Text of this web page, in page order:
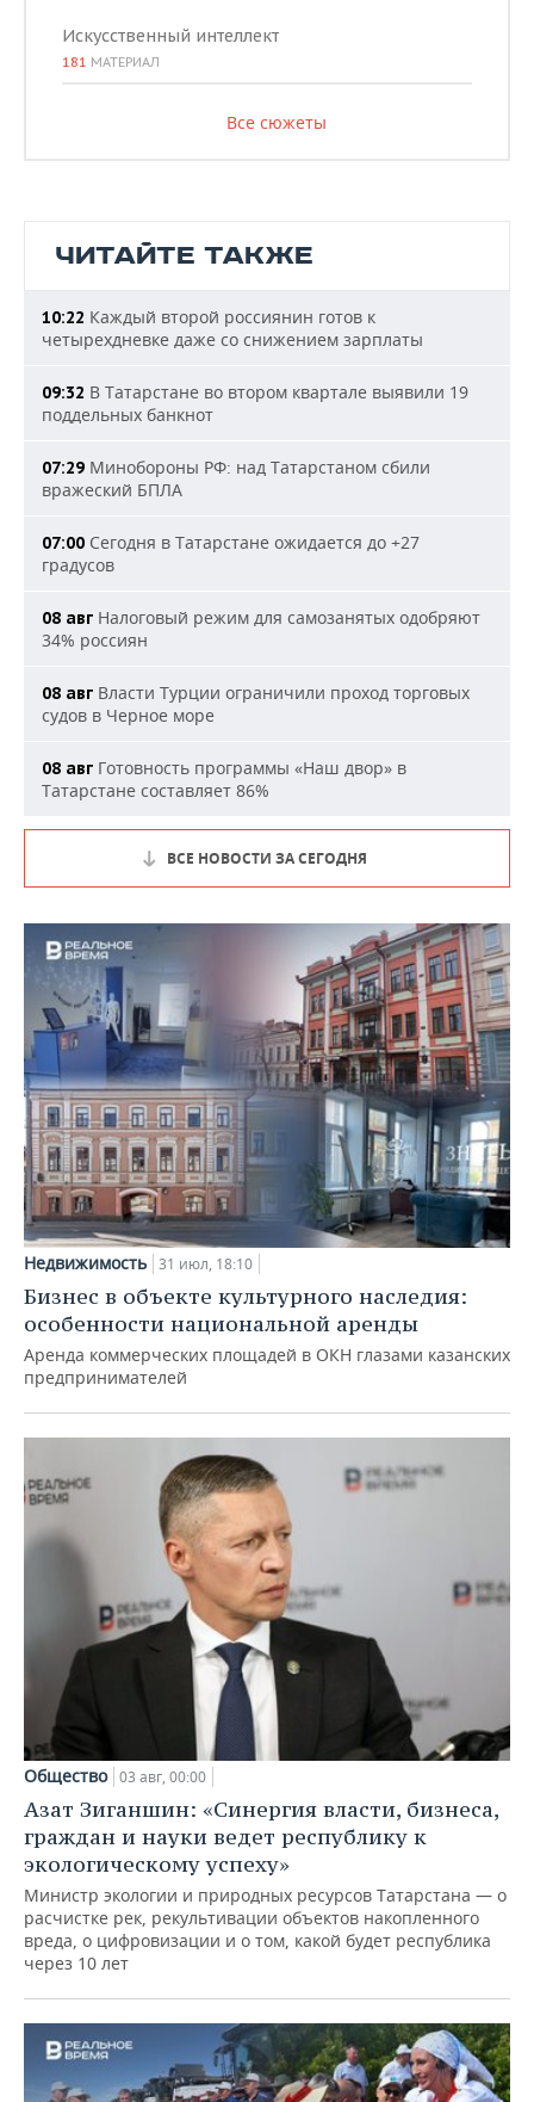
Искусственный интеллект
181 МАТЕРИАЛ
Все сюжеты
ЧИТАЙТЕ ТАКЖЕ
10:22 Каждый второй россиянин готов к
четырехдневке даже со снижением зарплаты
09:32 В Татарстане во втором квартале выявили 19
поддельных банкнот
07:29 Минобороны РФ: над Татарстаном сбили
вражеский БПЛА
07:00 Сегодня в Татарстане ожидается до +27
градусов
08 авг Налоговый режим для самозанятых одобряют
34% россиян
08 авг Власти Турции ограничили проход торговых
судов в Черное море
08 авг Готовность программы «Наш двор» в
Татарстане составляет 86%
ВСЕ НОВОСТИ ЗА СЕГОДНЯ
Недвижимость 31 июл, 18:10
Бизнес в объекте культурного наследия:
особенности национальной аренды
Аренда коммерческих площадей в ОКН глазами казанских
предпринимателей
Общество 03 авг, 00:00
Азат Зиганшин: «Синергия власти, бизнеса,
граждан и науки ведет республику к
экологическому успеху»
Министр экологии и природных ресурсов Татарстана — о
расчистке рек, рекультивации объектов накопленного
вреда, о цифровизации и о том, какой будет республика
через 10 лет